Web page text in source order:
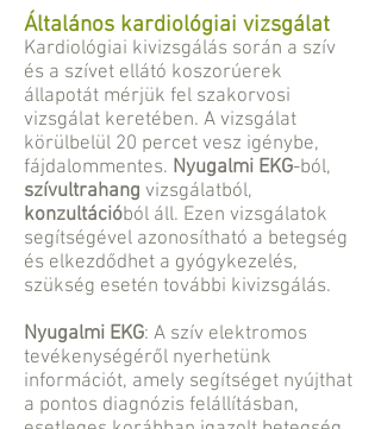
Általános kardiológiai vizsgálat
Kardiológiai kivizsgálás során a szív
és a szívet ellátó koszorúerek
állapotát mérjük fel szakorvosi
vizsgálat keretében. A vizsgálat
körülbelül 20 percet vesz igénybe,
fájdalommentes. Nyugalmi EKG-ból,
szívultrahang vizsgálatból,
konzultációból áll. Ezen vizsgálatok
segítségével azonosítható a betegség
és elkezdődhet a gyógykezelés,
szükség esetén további kivizsgálás.
Nyugalmi EKG: A szív elektromos
tevékenységéről nyerhetünk
információt, amely segítséget nyújthat
a pontos diagnózis felállításban,